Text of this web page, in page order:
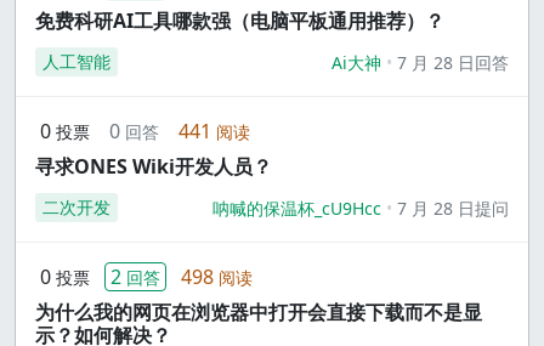
免费科研AI工具哪款强（电脑平板通用推荐）？
人工智能 Ai大神 7 月 28 日回答
0 投票 0 回答 441 阅读
寻求ONES Wiki开发人员？
二次开发 呐喊的保温杯_cU9Hcc 7 月 28 日提问
0 投票 2 回答 498 阅读
为什么我的网页在浏览器中打开会直接下载而不是显
示？如何解决？